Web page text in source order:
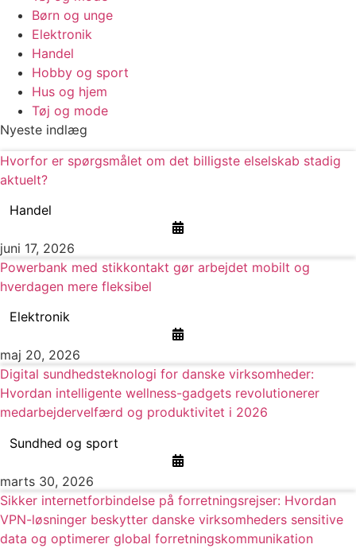
Børn og unge
Elektronik
Handel
Hobby og sport
Hus og hjem
Tøj og mode
Nyeste indlæg
Hvorfor er spørgsmålet om det billigste elselskab stadig
aktuelt?
Handel
juni 17, 2026
Powerbank med stikkontakt gør arbejdet mobilt og
hverdagen mere fleksibel
Elektronik
maj 20, 2026
Digital sundhedsteknologi for danske virksomheder:
Hvordan intelligente wellness-gadgets revolutionerer
medarbejdervelfærd og produktivitet i 2026
Sundhed og sport
marts 30, 2026
Sikker internetforbindelse på forretningsrejser: Hvordan
VPN-løsninger beskytter danske virksomheders sensitive
data og optimerer global forretningskommunikation